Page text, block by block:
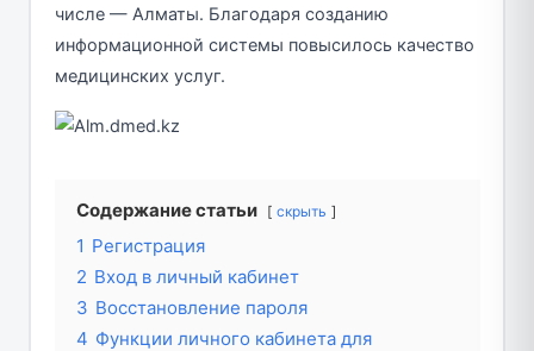
числе — Алматы. Благодаря созданию
информационной системы повысилось качество
медицинских услуг.
Содержание статьи скрыть
1 Регистрация
2 Вход в личный кабинет
3 Восстановление пароля
4 Функции личного кабинета для